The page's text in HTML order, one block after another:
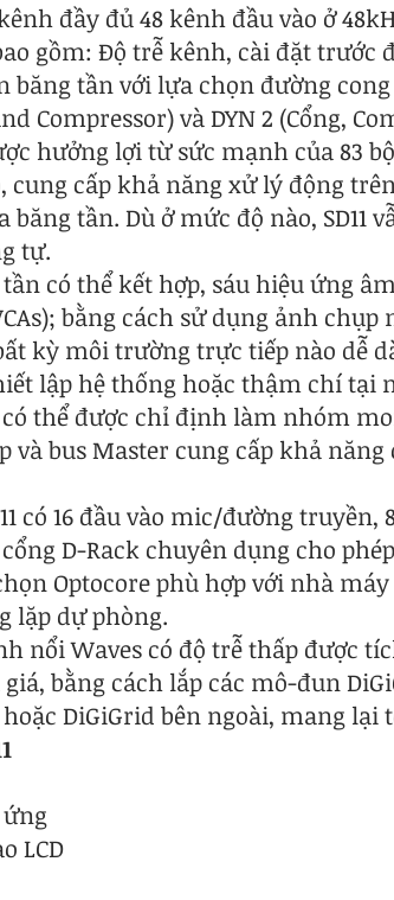
đầy đủ 48 kênh đầu vào ở
gồm: Độ trễ kênh, cài đặt trước
băng tần với lựa chọn đường
Compressor) và DYN 2 (Cổng,
hưởng lợi từ sức mạnh của 83
cung cấp khả năng xử lý động
tần. Dù ở mức độ nào, SD11
tự.
tần có thể kết hợp, sáu hiệu ứng
bằng cách sử dụng ảnh
kỳ môi trường trực tiếp nào dễ
lập hệ thống hoặc thậm chí tại
có thể được chỉ định làm nhóm
và bus Master cung cấp khả
có 16 đầu vào mic/đường
D-Rack chuyên dụng cho
Optocore phù hợp với nhà
lặp dự phòng.
nổi Waves có độ trễ thấp được
bằng cách lắp các mô-đun
DiGiGrid bên ngoài, mang lại
LCD